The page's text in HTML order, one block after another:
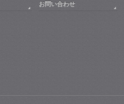
お問い合わせ